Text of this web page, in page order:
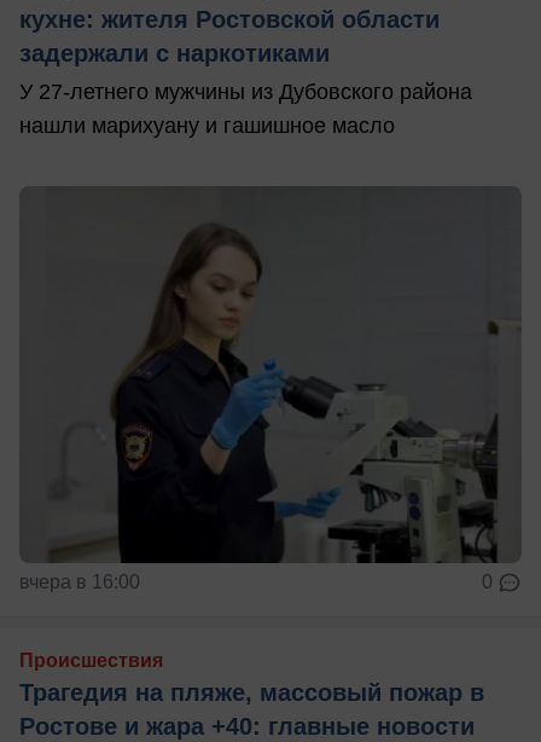
кухне: жителя Ростовской области
задержали с наркотиками
У 27-летнего мужчины из Дубовского района
нашли марихуану и гашишное масло
вчера в 16:00 0
Происшествия
Трагедия на пляже, массовый пожар в
Ростове и жара +40: главные новости